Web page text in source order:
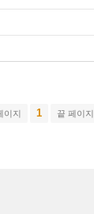
이지 1 끝 페이지